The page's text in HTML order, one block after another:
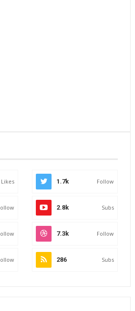
Likes 1.7k Follow
2.8k Subs
7.3k Follow
286 Subs